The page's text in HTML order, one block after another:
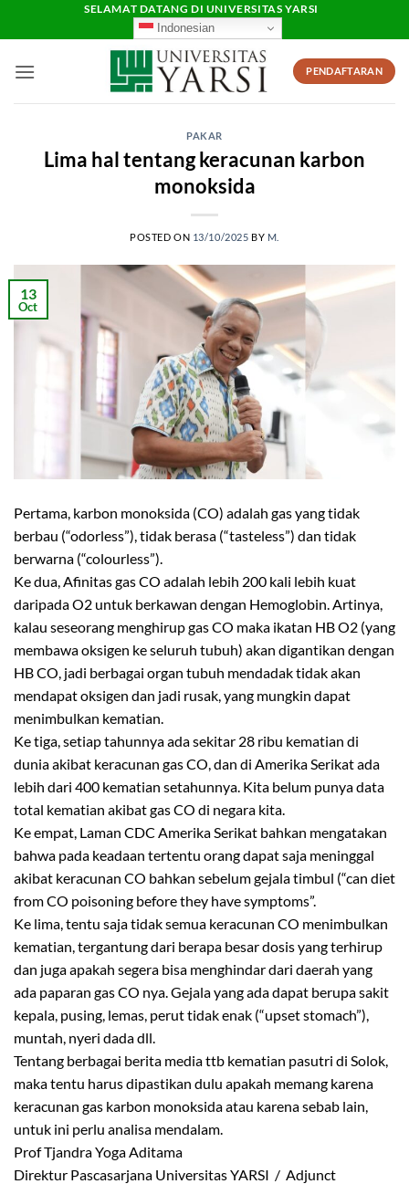
SELAMAT DATANG DI UNIVERSITAS YARSI
Indonesian
PENDAFTARAN
PAKAR
Lima hal tentang keracunan karbon
monoksida
POSTED ON 13/10/2025 BY M.
13
Oct
Pertama, karbon monoksida (CO) adalah gas yang tidak
berbau (“odorless”), tidak berasa (“tasteless”) dan tidak
berwarna (“colourless”).
Ke dua, Afinitas gas CO adalah lebih 200 kali lebih kuat
daripada O2 untuk berkawan dengan Hemoglobin. Artinya,
kalau seseorang menghirup gas CO maka ikatan HB O2 (yang
membawa oksigen ke seluruh tubuh) akan digantikan dengan
HB CO, jadi berbagai organ tubuh mendadak tidak akan
mendapat oksigen dan jadi rusak, yang mungkin dapat
menimbulkan kematian.
Ke tiga, setiap tahunnya ada sekitar 28 ribu kematian di
dunia akibat keracunan gas CO, dan di Amerika Serikat ada
lebih dari 400 kematian setahunnya. Kita belum punya data
total kematian akibat gas CO di negara kita.
Ke empat, Laman CDC Amerika Serikat bahkan mengatakan
bahwa pada keadaan tertentu orang dapat saja meninggal
akibat keracunan CO bahkan sebelum gejala timbul (“can diet
from CO poisoning before they have symptoms”.
Ke lima, tentu saja tidak semua keracunan CO menimbulkan
kematian, tergantung dari berapa besar dosis yang terhirup
dan juga apakah segera bisa menghindar dari daerah yang
ada paparan gas CO nya. Gejala yang ada dapat berupa sakit
kepala, pusing, lemas, perut tidak enak (“upset stomach”),
muntah, nyeri dada dll.
Tentang berbagai berita media ttb kematian pasutri di Solok,
maka tentu harus dipastikan dulu apakah memang karena
keracunan gas karbon monoksida atau karena sebab lain,
untuk ini perlu analisa mendalam.
Prof Tjandra Yoga Aditama
Direktur Pascasarjana Universitas YARSI / Adjunct